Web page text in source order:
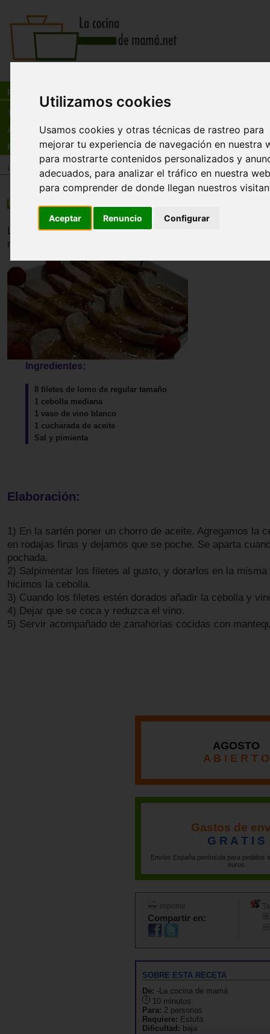
Utilizamos cookies
Usamos cookies y otras técnicas de rastreo para
mejorar tu experiencia de navegación en nuestra
para mostrarte contenidos personalizados y
adecuados, para analizar el tráfico en nuestra
para comprender de donde llegan nuestros
Aceptar Renuncio Configurar
Recetas
Tienda
Actualidad
Registro
Recetas Carnes y avesBebidas
Lomos de cerdo encebolldos
Lomo de cerdo encebollado que se hace en un momento.
rápido.
Ingredientes:
8 filetes de lomo de regular tamaño
1 cebolla mediana
1 vaso de vino blanco
1 cucharada de aceite
Sal y pimienta
Elaboración:
1) En la sartén poner un chorro de aceite. Agregamos la
en rodajas finas y dejamos que se poche. Se aparta
pochada.
2) Salpimentar los filetes al gusto, y dorarlos en la misma
hicimos la cebolla.
3) Cuando los filetes estén dorados añadir la cebolla y
4) Dejar que se coca y reduzca el vino.
5) Servir acompañado de zanahorias cocidas con
AGOSTO
A B I E R T O
Gastos de
G R A T I S
Envíos España península para pedidos
euros
Imprimir
Compartir en:
SOBRE ESTA RECETA
De: -La cocina de mamá
10 minutos.
Para: 2 personas
Requiere: Estufa
Dificultad: baja